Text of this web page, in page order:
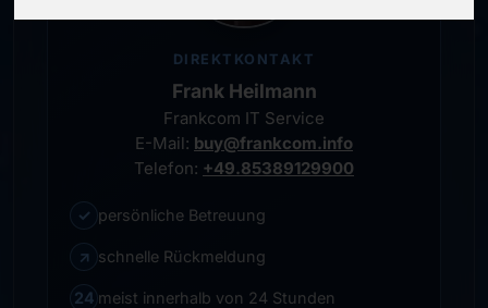
DIREKTKONTAKT
Frank Heilmann
Frankcom IT Service
E-Mail: buy@frankcom.info
Telefon: +49.85389129900
✓ persönliche Betreuung
↗ schnelle Rückmeldung
24 meist innerhalb von 24 Stunden